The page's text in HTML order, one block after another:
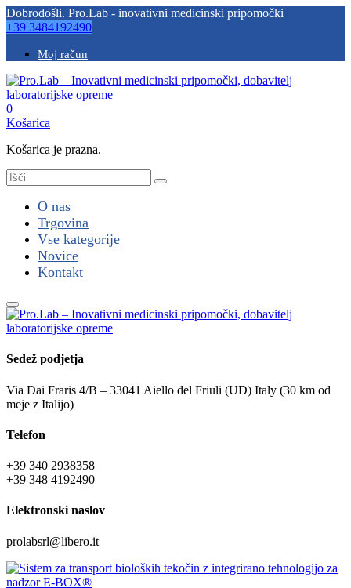
Dobrodošli. Pro.Lab - inovativni medicinski pripomočki
+39 3484192490
Moj račun
0
Košarica
Košarica je prazna.
O nas
Trgovina
Vse kategorije
Novice
Kontakt
Sedež podjetja
Via Dai Fraris 4/B – 33041 Aiello del Friuli (UD) Italy (30 km od
meje z Italijo)
Telefon
+39 340 2938358
+39 348 4192490
Elektronski naslov
prolabsrl@libero.it